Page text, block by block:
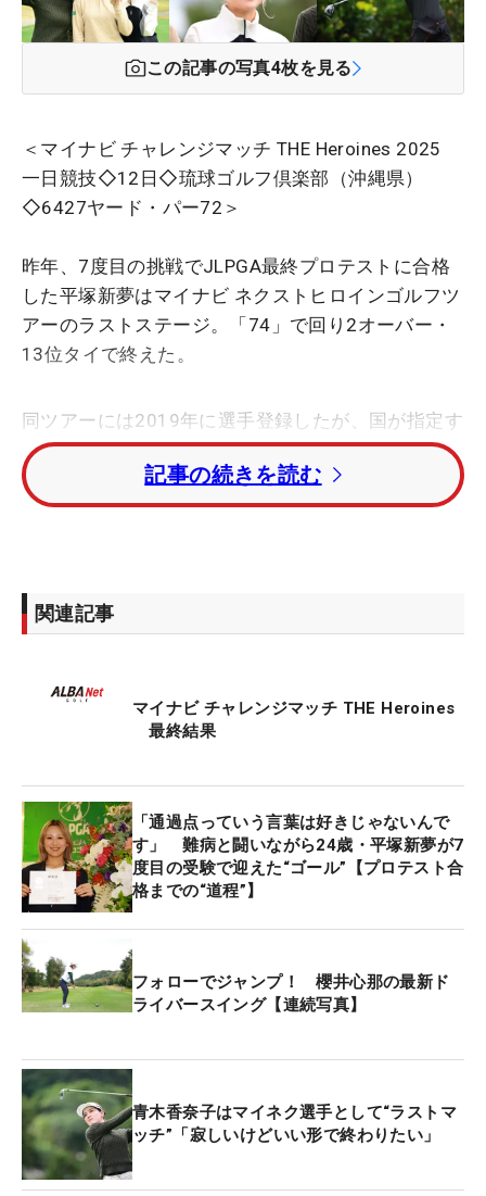
この記事の写真4枚を見る
＜マイナビ チャレンジマッチ THE Heroines 2025
一日競技◇12日◇琉球ゴルフ倶楽部（沖縄県）
◇6427ヤード・パー72＞
昨年、7度目の挑戦でJLPGA最終プロテストに合格
した平塚新夢はマイナビ ネクストヒロインゴルフツ
アーのラストステージ。「74」で回り2オーバー・
13位タイで終えた。
同ツアーには2019年に選手登録したが、国が指定す
る難病『成人発症スチル病』の影響で一度休止する
ことに。23年から試合に復活し、主催者推薦などで
試合に出ていた。「私はあまり投票とかで上位に行
ら、『変な成績は出せないな』と思いながら、皆さ
んに喜んでもらえるような成績で上がろうと思いな
一番印象に残っているのは「ファイナルで優勝した
ことがすごくいい思い出」と、昨年の賞金ランキン
ったことだった。「プロテストを通って1発目の試
合がファイナルだったので、それで優勝できたこと
はすごくうれしかったです」と喜びが溢れる。「あ
とは、一昨年のマイナビで10月ぐらいにやった大会
で、足くじいたことですね（笑）」とアクシデント
も今ではいい思い出だ。
同ツアーは「将来有望な若手女子ゴルファーに賞金
大きく羽ばたいてもらいたい」という思いが込めら
れて発足。平塚はこのツアーで戦い「メディアとか
の露出も多いので、プレー中もニコニコ楽しそうに
やるっていうのがけっこう大事だなとか、プロじゃ
ない試合とかだと観客はいないし、（自分の感情
記事の続きを読む
関連記事
マイナビ チャレンジマッチ THE Heroines
最終結果
「通過点っていう言葉は好きじゃないんで
す」 難病と闘いながら24歳・平塚新夢が7
度目の受験で迎えた“ゴール”【プロテスト合
格までの“道程”】
フォローでジャンプ！ 櫻井心那の最新ド
ライバースイング【連続写真】
青木香奈子はマイネク選手として“ラストマ
ッチ”「寂しいけどいい形で終わりたい」